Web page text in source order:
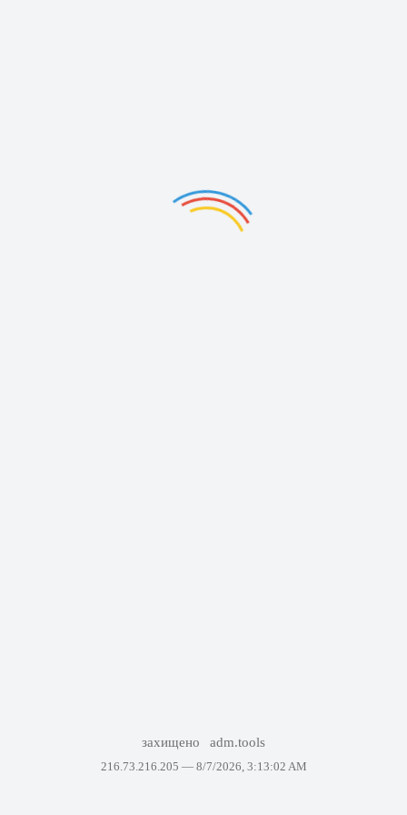
захищено adm.tools
216.73.216.205 — 8/7/2026, 3:13:02 AM